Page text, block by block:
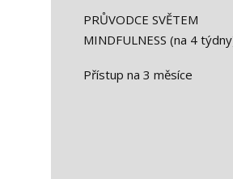
PRŮVODCE SVĚTEM
MINDFULNESS (na 4
Přístup na 3 měsíce